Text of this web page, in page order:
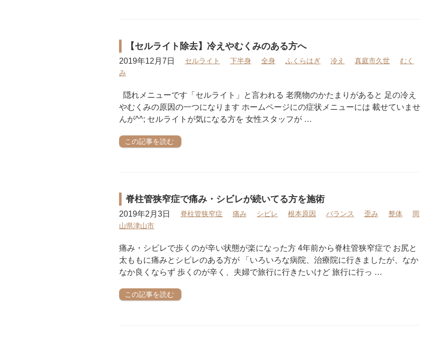
【セルライト除去】冷えやむくみのある方へ
2019年12月7日 セルライト 下半身 全身 ふくらはぎ 冷え 真庭市久世
むく
み
隠れメニューです「セルライト」と言われる 老廃物のかたまりがあると 足の冷え
やむくみの原因の一つになります ホームページにの症状メニューには 載せていませ
んが^^; セルライトが気になる方を 女性スタッフが …
この記事を読む
脊柱管狭窄症で痛み・シビレが続いてる方を施術
2019年2月3日 脊柱管狭窄症 痛み シビレ 根本原因 バランス 歪み 整体
岡
山県津山市
痛み・シビレで歩くのが辛い状態が楽になった方 4年前から脊柱管狭窄症で お尻と
太ももに痛みとシビレのある方が 「いろいろな病院、治療院に行きましたが、なか
なか良くならず 歩くのが辛く、夫婦で旅行に行きたいけど 旅行に行っ …
この記事を読む